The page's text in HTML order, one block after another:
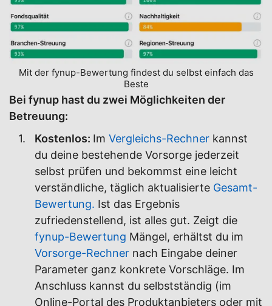
Mit der fynup-Bewertung findest du selbst einfach das
Beste
Bei fynup hast du zwei Möglichkeiten der
Betreuung:
Kostenlos: Im Vergleichs-Rechner kannst
du deine bestehende Vorsorge jederzeit
selbst prüfen und bekommst eine leicht
verständliche, täglich aktualisierte Gesamt-
Bewertung. Ist das Ergebnis
zufriedenstellend, ist alles gut. Zeigt die
fynup-Bewertung Mängel, erhältst du im
Vorsorge-Rechner nach Eingabe deiner
Parameter ganz konkrete Vorschläge. Im
Anschluss kannst du selbstständig (im
Online-Portal des Produktanbieters oder mit